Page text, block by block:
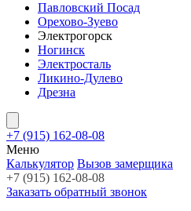
Павловский Посад
Орехово-Зуево
Электрогорск
Ногинск
Электросталь
Ликино-Дулево
Дрезна
+7 (915) 162-08-08
Меню
Калькулятор Вызов замерщика
+7 (915) 162-08-08
Заказать обратный звонок